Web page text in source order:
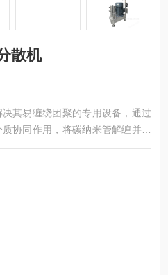
散机
其易缠绕团聚的专用设备，通过
协同作用，将碳纳米管解缠并均
化，精准控温避免结构破坏。广
。